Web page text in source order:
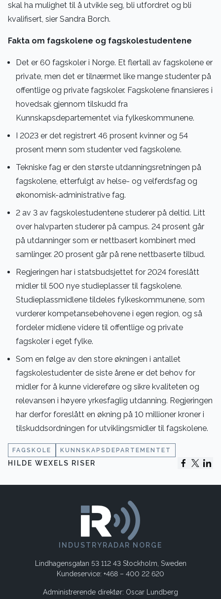
skal ha mulighet til å utvikle seg, bli utfordret og bli
kvalifisert, sier Sandra Borch.
Fakta om fagskolene og fagskolestudentene
Det er 60 fagskoler i Norge. Et flertall av fagskolene er
private, men det er tilnærmet like mange studenter på
offentlige og private fagskoler. Fagskolene finansieres i
hovedsak gjennom tilskudd fra
Kunnskapsdepartementet via fylkeskommunene.
I 2023 er det registrert 46 prosent kvinner og 54
prosent menn som studenter ved fagskolene.
Tekniske fag er den største utdanningsretningen på
fagskolene, etterfulgt av helse- og velferdsfag og
økonomisk-administrative fag.
2 av 3 av fagskolestudentene studerer på deltid. Litt
over halvparten studerer på campus. 24 prosent går
på utdanninger som er nettbasert kombinert med
samlinger. 20 prosent går på rene nettbaserte tilbud.
Regjeringen har i statsbudsjettet for 2024 foreslått
midler til 500 nye studieplasser til fagskolene.
Studieplassmidlene tildeles fylkeskommunene, som
vurderer kompetansebehovene i egen region, og så
fordeler midlene videre til offentlige og private
fagskoler i eget fylke.
Som en følge av den store økningen i antallet
fagskolestudenter de siste årene er det behov for
midler for å kunne videreføre og sikre kvaliteten og
relevansen i høyere yrkesfaglig utdanning. Regjeringen
har derfor foreslått en økning på 10 millioner kroner i
tilskuddsordningen for utviklingsmidler til fagskolene.
FAGSKOLE KUNNSKAPSDEPARTEMENTET
HILDE WEXELS RISER
INDUSTRYRADAR NORGE
Lindhagensgatan 53 112 43 Stockholm, Sweden
Kundeservice: +468 – 400 22 620
Administrerende direktør: Oscar Lundberg